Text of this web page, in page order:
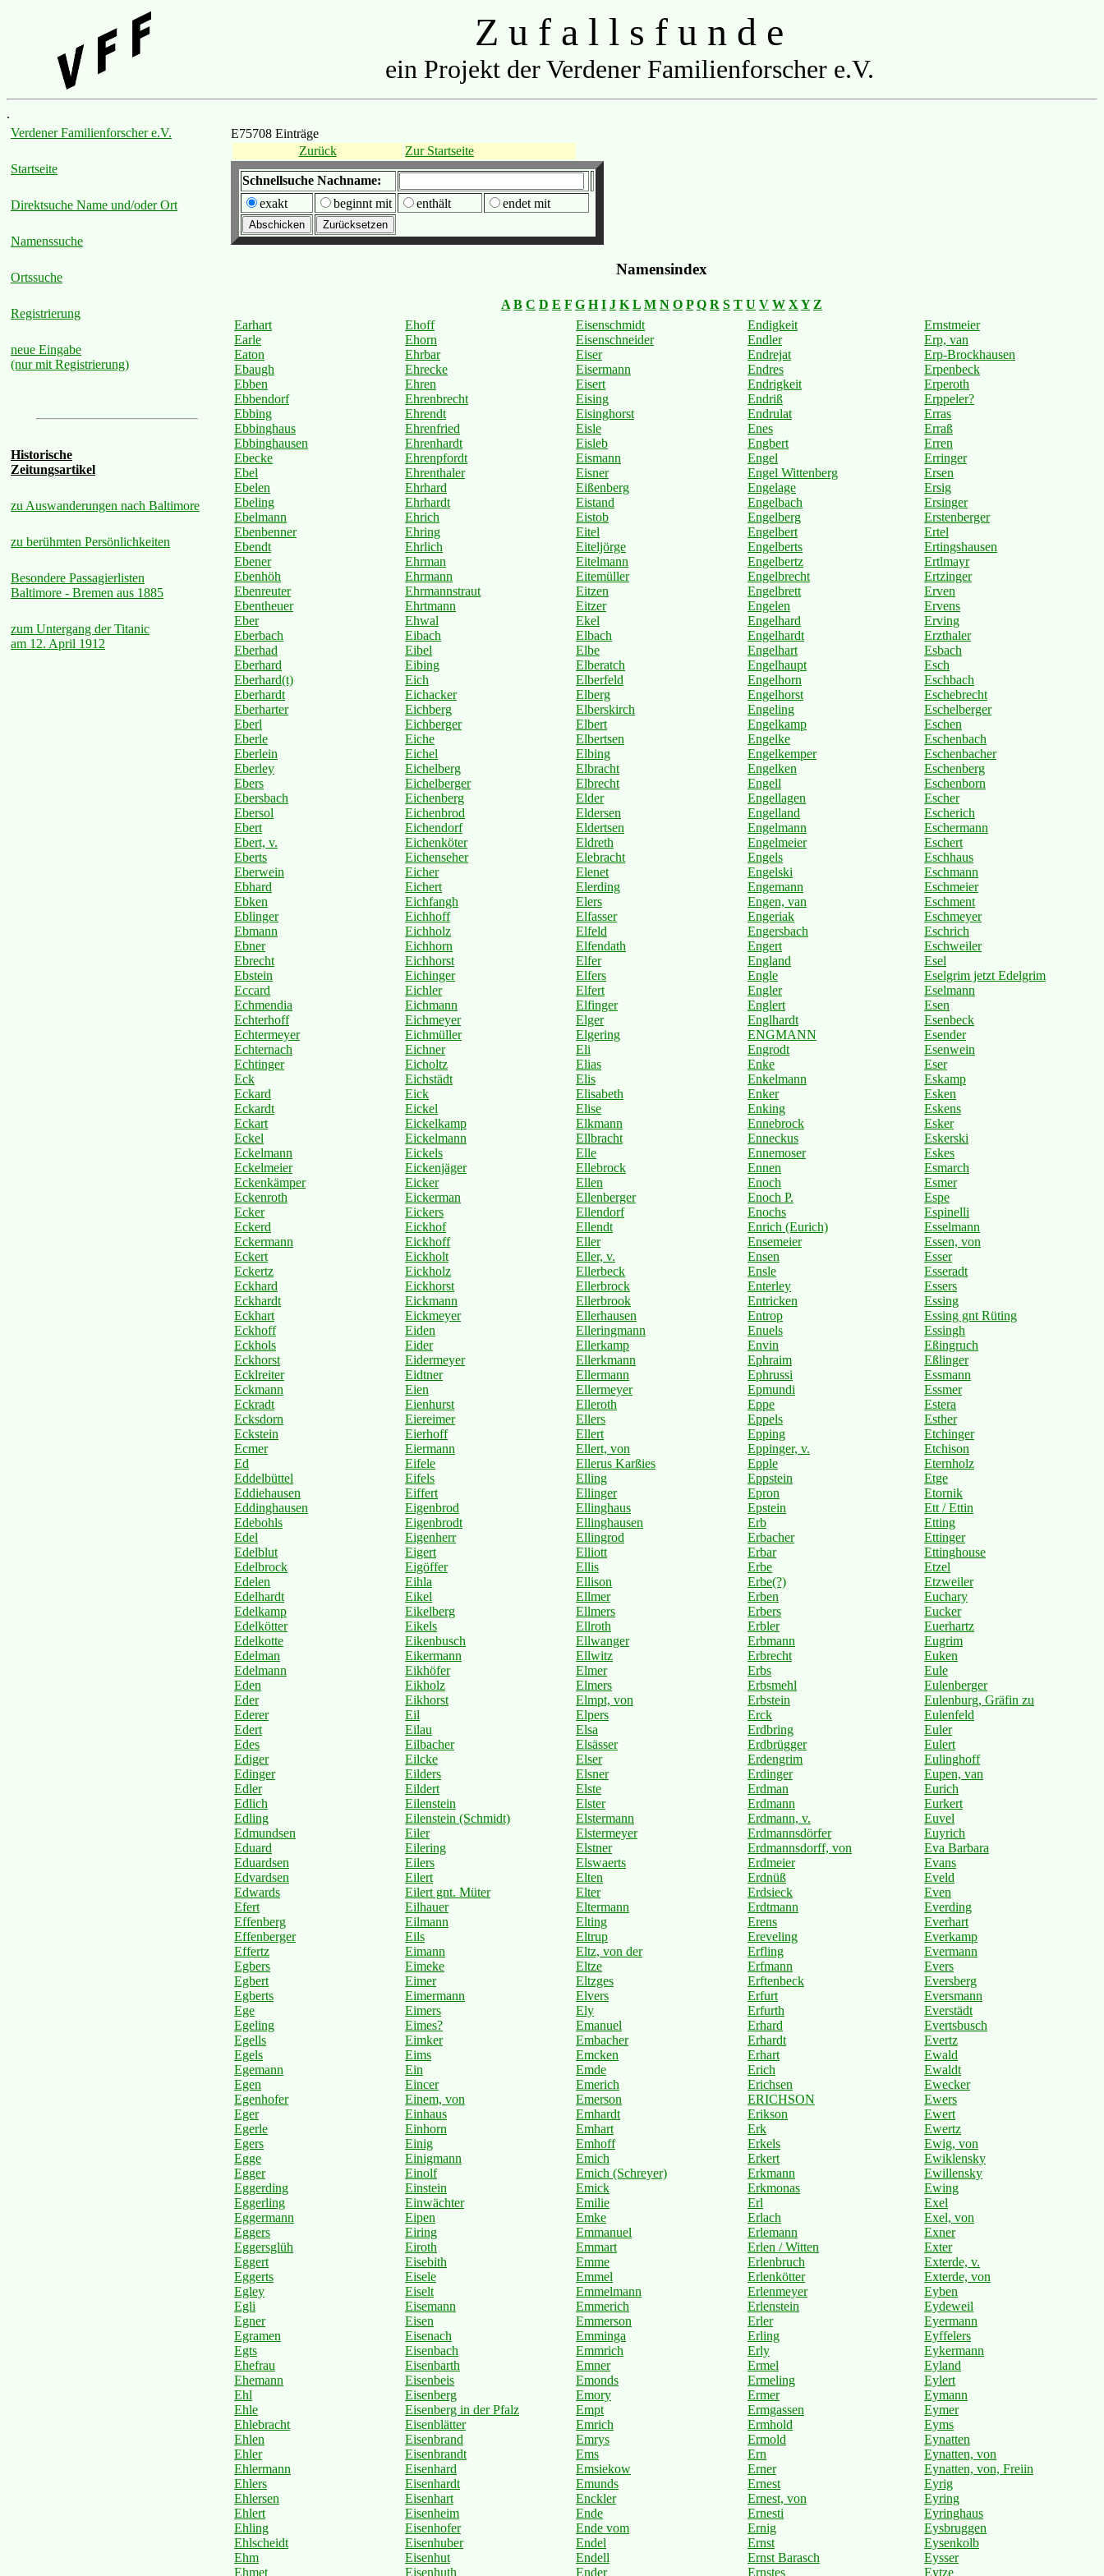
Z u f a l l s f u n d e
ein Projekt der Verdener Familienforscher e.V.
.
Verdener Familienforscher e.V.
Startseite
Direktsuche Name und/oder Ort
Namenssuche
Ortssuche
Registrierung
neue Eingabe
(nur mit Registrierung)
Historische
Zeitungsartikel
zu Auswanderungen nach Baltimore
zu berühmten Persönlichkeiten
Besondere Passagierlisten
Baltimore - Bremen aus 1885
zum Untergang der Titanic
am 12. April 1912
E75708 Einträge
Zurück
Zur Startseite
Schnellsuche Nachname:
exakt
beginnt mit enthält endet mit
Namensindex
A B C D E F G H I J K L M N O P Q R S T U V W XY Z
Earhart
Earle
Eaton
Ebaugh
Ebben
Ebbendorf
Ebbing
Ebbinghaus
Ebbinghausen
Ebecke
Ebel
Ebelen
Ebeling
Ebelmann
Ebenbenner
Ebendt
Ebener
Ebenhöh
Ebenreuter
Ebentheuer
Eber
Eberbach
Eberhad
Eberhard
Eberhard(t)
Eberhardt
Eberharter
Eberl
Eberle
Eberlein
Eberley
Ebers
Ebersbach
Ebersol
Ebert
Ebert, v.
Eberts
Eberwein
Ebhard
Ebken
Eblinger
Ebmann
Ebner
Ebrecht
Ebstein
Eccard
Echmendia
Echterhoff
Echtermeyer
Echternach
Echtinger
Eck
Eckard
Eckardt
Eckart
Eckel
Eckelmann
Eckelmeier
Eckenkämper
Eckenroth
Ecker
Eckerd
Eckermann
Eckert
Eckertz
Eckhard
Eckhardt
Eckhart
Eckhoff
Eckhols
Eckhorst
Ecklreiter
Eckmann
Eckradt
Ecksdorn
Eckstein
Ecmer
Ed
Eddelbüttel
Eddiehausen
Eddinghausen
Edebohls
Edel
Edelblut
Edelbrock
Edelen
Edelhardt
Edelkamp
Edelkötter
Edelkotte
Edelman
Edelmann
Eden
Eder
Ederer
Edert
Edes
Ediger
Edinger
Edler
Edlich
Edling
Edmundsen
Eduard
Eduardsen
Edvardsen
Edwards
Efert
Effenberg
Effenberger
Effertz
Egbers
Egbert
Egberts
Ege
Egeling
Egells
Egels
Egemann
Egen
Egenhofer
Eger
Egerle
Egers
Egge
Egger
Eggerding
Eggerling
Eggermann
Eggers
Eggersglüh
Eggert
Eggerts
Egley
Egli
Egner
Egramen
Egts
Ehefrau
Ehemann
Ehl
Ehle
Ehlebracht
Ehlen
Ehler
Ehlermann
Ehlers
Ehlersen
Ehlert
Ehling
Ehlscheidt
Ehm
Ehmet
Ehoff
Ehorn
Ehrbar
Ehrecke
Ehren
Ehrenbrecht
Ehrendt
Ehrenfried
Ehrenhardt
Ehrenpfordt
Ehrenthaler
Ehrhard
Ehrhardt
Ehrich
Ehring
Ehrlich
Ehrman
Ehrmann
Ehrmannstraut
Ehrtmann
Ehwal
Eibach
Eibel
Eibing
Eich
Eichacker
Eichberg
Eichberger
Eiche
Eichel
Eichelberg
Eichelberger
Eichenberg
Eichenbrod
Eichendorf
Eichenköter
Eichenseher
Eicher
Eichert
Eichfangh
Eichhoff
Eichholz
Eichhorn
Eichhorst
Eichinger
Eichler
Eichmann
Eichmeyer
Eichmüller
Eichner
Eicholtz
Eichstädt
Eick
Eickel
Eickelkamp
Eickelmann
Eickels
Eickenjäger
Eicker
Eickerman
Eickers
Eickhof
Eickhoff
Eickholt
Eickholz
Eickhorst
Eickmann
Eickmeyer
Eiden
Eider
Eidermeyer
Eidtner
Eien
Eienhurst
Eiereimer
Eierhoff
Eiermann
Eifele
Eifels
Eiffert
Eigenbrod
Eigenbrodt
Eigenherr
Eigert
Eigöffer
Eihla
Eikel
Eikelberg
Eikels
Eikenbusch
Eikermann
Eikhöfer
Eikholz
Eikhorst
Eil
Eilau
Eilbacher
Eilcke
Eilders
Eildert
Eilenstein
Eilenstein (Schmidt)
Eiler
Eilering
Eilers
Eilert
Eilert gnt. Müter
Eilhauer
Eilmann
Eils
Eimann
Eimeke
Eimer
Eimermann
Eimers
Eimes?
Eimker
Eims
Ein
Eincer
Einem, von
Einhaus
Einhorn
Einig
Einigmann
Einolf
Einstein
Einwächter
Eipen
Eiring
Eiroth
Eisebith
Eisele
Eiselt
Eisemann
Eisen
Eisenach
Eisenbach
Eisenbarth
Eisenbeis
Eisenberg
Eisenberg in der Pfalz
Eisenblätter
Eisenbrand
Eisenbrandt
Eisenhard
Eisenhardt
Eisenhart
Eisenheim
Eisenhofer
Eisenhuber
Eisenhut
Eisenhuth
Eisenschmidt
Eisenschneider
Eiser
Eisermann
Eisert
Eising
Eisinghorst
Eisle
Eisleb
Eismann
Eisner
Eißenberg
Eistand
Eistob
Eitel
Eiteljörge
Eitelmann
Eitemüller
Eitzen
Eitzer
Ekel
Elbach
Elbe
Elberatch
Elberfeld
Elberg
Elberskirch
Elbert
Elbertsen
Elbing
Elbracht
Elbrecht
Elder
Eldersen
Eldertsen
Eldreth
Elebracht
Elenet
Elerding
Elers
Elfasser
Elfeld
Elfendath
Elfer
Elfers
Elfert
Elfinger
Elger
Elgering
Eli
Elias
Elis
Elisabeth
Elise
Elkmann
Ellbracht
Elle
Ellebrock
Ellen
Ellenberger
Ellendorf
Ellendt
Eller
Eller, v.
Ellerbeck
Ellerbrock
Ellerbrook
Ellerhausen
Elleringmann
Ellerkamp
Ellerkmann
Ellermann
Ellermeyer
Elleroth
Ellers
Ellert
Ellert, von
Ellerus Karßies
Elling
Ellinger
Ellinghaus
Ellinghausen
Ellingrod
Elliott
Ellis
Ellison
Ellmer
Ellmers
Ellroth
Ellwanger
Ellwitz
Elmer
Elmers
Elmpt, von
Elpers
Elsa
Elsässer
Elser
Elsner
Elste
Elster
Elstermann
Elstermeyer
Elstner
Elswaerts
Elten
Elter
Eltermann
Elting
Eltrup
Eltz, von der
Eltze
Eltzges
Elvers
Ely
Emanuel
Embacher
Emcken
Emde
Emerich
Emerson
Emhardt
Emhart
Emhoff
Emich
Emich (Schreyer)
Emick
Emilie
Emke
Emmanuel
Emmart
Emme
Emmel
Emmelmann
Emmerich
Emmerson
Emminga
Emmrich
Emner
Emonds
Emory
Empt
Emrich
Emrys
Ems
Emsiekow
Emunds
Enckler
Ende
Ende vom
Endel
Endell
Ender
Endigkeit
Endler
Endrejat
Endres
Endrigkeit
Endriß
Endrulat
Enes
Engbert
Engel
Engel Wittenberg
Engelage
Engelbach
Engelberg
Engelbert
Engelberts
Engelbertz
Engelbrecht
Engelbrett
Engelen
Engelhard
Engelhardt
Engelhart
Engelhaupt
Engelhorn
Engelhorst
Engeling
Engelkamp
Engelke
Engelkemper
Engelken
Engell
Engellagen
Engelland
Engelmann
Engelmeier
Engels
Engelski
Engemann
Engen, van
Engeriak
Engersbach
Engert
England
Engle
Engler
Englert
Englhardt
ENGMANN
Engrodt
Enke
Enkelmann
Enker
Enking
Ennebrock
Enneckus
Ennemoser
Ennen
Enoch
Enoch P.
Enochs
Enrich (Eurich)
Ensemeier
Ensen
Ensle
Enterley
Entricken
Entrop
Enuels
Envin
Ephraim
Ephrussi
Epmundi
Eppe
Eppels
Epping
Eppinger, v.
Epple
Eppstein
Epron
Epstein
Erb
Erbacher
Erbar
Erbe
Erbe(?)
Erben
Erbers
Erbler
Erbmann
Erbrecht
Erbs
Erbsmehl
Erbstein
Erck
Erdbring
Erdbrügger
Erdengrim
Erdinger
Erdman
Erdmann
Erdmann, v.
Erdmannsdörfer
Erdmannsdorff, von
Erdmeier
Erdnüß
Erdsieck
Erdtmann
Erens
Ereveling
Erfling
Erfmann
Erftenbeck
Erfurt
Erfurth
Erhard
Erhardt
Erhart
Erich
Erichsen
ERICHSON
Erikson
Erk
Erkels
Erkert
Erkmann
Erkmonas
Erl
Erlach
Erlemann
Erlen / Witten
Erlenbruch
Erlenkötter
Erlenmeyer
Erlenstein
Erler
Erling
Erly
Ermel
Ermeling
Ermer
Ermgassen
Ermhold
Ermold
Ern
Erner
Ernest
Ernest, von
Ernesti
Ernig
Ernst
Ernst Barasch
Ernstes
Ernstmeier
Erp, van
Erp-Brockhausen
Erpenbeck
Erperoth
Erppeler?
Erras
Erraß
Erren
Erringer
Ersen
Ersig
Ersinger
Erstenberger
Ertel
Ertingshausen
Ertlmayr
Ertzinger
Erven
Ervens
Erving
Erzthaler
Esbach
Esch
Eschbach
Eschebrecht
Eschelberger
Eschen
Eschenbach
Eschenbacher
Eschenberg
Eschenborn
Escher
Escherich
Eschermann
Eschert
Eschhaus
Eschmann
Eschmeier
Eschment
Eschmeyer
Eschrich
Eschweiler
Esel
Eselgrim jetzt Edelgrim
Eselmann
Esen
Esenbeck
Esender
Esenwein
Eser
Eskamp
Esken
Eskens
Esker
Eskerski
Eskes
Esmarch
Esmer
Espe
Espinelli
Esselmann
Essen, von
Esser
Esseradt
Essers
Essing
Essing gnt Rüting
Essingh
Eßingruch
Eßlinger
Essmann
Essmer
Estera
Esther
Etchinger
Etchison
Eternholz
Etge
Etornik
Ett / Ettin
Etting
Ettinger
Ettinghouse
Etzel
Etzweiler
Euchary
Eucker
Euerhartz
Eugrim
Euken
Eule
Eulenberger
Eulenburg, Gräfin zu
Eulenfeld
Euler
Eulert
Eulinghoff
Eupen, van
Eurich
Eurkert
Euvel
Euyrich
Eva Barbara
Evans
Eveld
Even
Everding
Everhart
Everkamp
Evermann
Evers
Eversberg
Eversmann
Everstädt
Evertsbusch
Evertz
Ewald
Ewaldt
Ewecker
Ewers
Ewert
Ewertz
Ewig, von
Ewiklensky
Ewillensky
Ewing
Exel
Exel, von
Exner
Exter
Exterde, v.
Exterde, von
Eyben
Eydeweil
Eyermann
Eyffelers
Eykermann
Eyland
Eylert
Eymann
Eymer
Eyms
Eynatten
Eynatten, von
Eynatten, von, Freiin
Eyrig
Eyring
Eyringhaus
Eysbruggen
Eysenkolb
Eysser
Eytze